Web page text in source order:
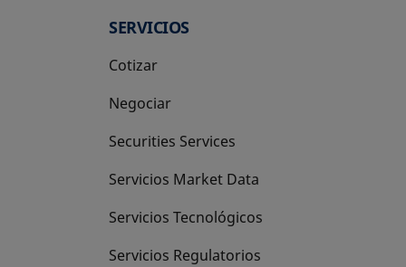
SERVICIOS
Cotizar
Negociar
Securities Services
Servicios Market Data
Servicios Tecnológicos
Servicios Regulatorios